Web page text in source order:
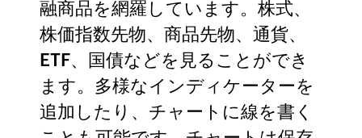
融商品を網羅しています。株式、
株価指数先物、商品先物、通貨、
ETF、国債などを見ることができ
ます。多様なインディケーターを
追加したり、チャートに線を書く